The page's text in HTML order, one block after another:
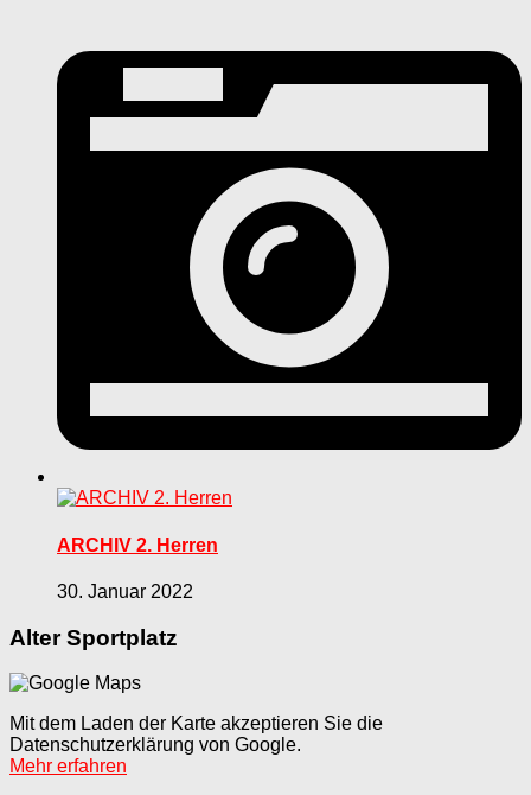
ARCHIV 2. Herren
30. Januar 2022
Alter Sportplatz
Mit dem Laden der Karte akzeptieren Sie die
Datenschutzerklärung von Google.
Mehr erfahren